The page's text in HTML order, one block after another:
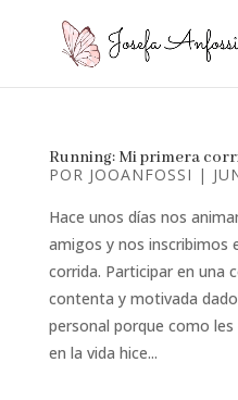
Running: Mi primera
POR JOOANFOSSI |
Hace unos días nos
amigos y nos inscribimos
corrida. Participar en una
contenta y motivada
personal porque como
en la vida hice...